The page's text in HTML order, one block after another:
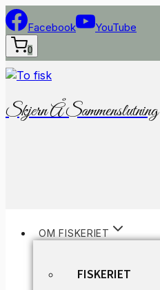
Fortsæt
til
indhold
Facebook YouTube
0
Skjern Å Sammenslutning
OM FISKERIET
FISKERIET